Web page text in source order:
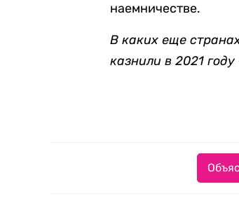
наемничестве.
В каких еще
казнили в 2021